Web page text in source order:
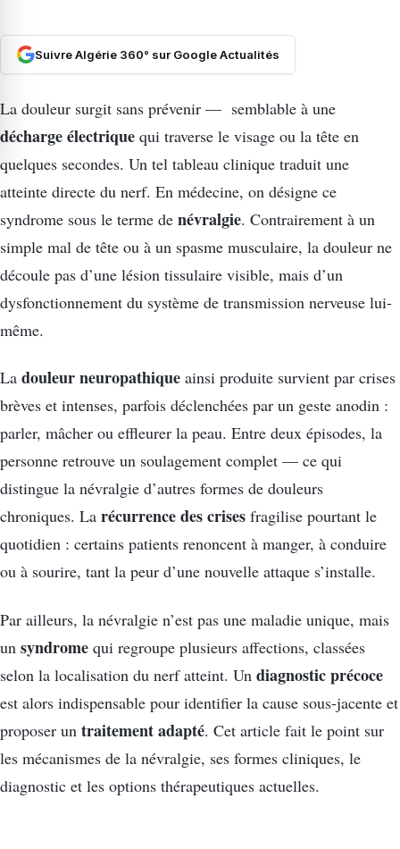
Suivre Algérie 360° sur Google Actualités
La douleur surgit sans prévenir — semblable à une
décharge électrique qui traverse le visage ou la tête en
quelques secondes. Un tel tableau clinique traduit une
atteinte directe du nerf. En médecine, on désigne ce
syndrome sous le terme de névralgie. Contrairement à un
simple mal de tête ou à un spasme musculaire, la douleur ne
découle pas d’une lésion tissulaire visible, mais d’un
dysfonctionnement du système de transmission nerveuse lui-
même.
La douleur neuropathique ainsi produite survient par crises
brèves et intenses, parfois déclenchées par un geste anodin :
parler, mâcher ou effleurer la peau. Entre deux épisodes, la
personne retrouve un soulagement complet — ce qui
distingue la névralgie d’autres formes de douleurs
chroniques. La récurrence des crises fragilise pourtant le
quotidien : certains patients renoncent à manger, à conduire
ou à sourire, tant la peur d’une nouvelle attaque s’installe.
Par ailleurs, la névralgie n’est pas une maladie unique, mais
un syndrome qui regroupe plusieurs affections, classées
selon la localisation du nerf atteint. Un diagnostic précoce
est alors indispensable pour identifier la cause sous-jacente et
proposer un traitement adapté. Cet article fait le point sur
les mécanismes de la névralgie, ses formes cliniques, le
diagnostic et les options thérapeutiques actuelles.